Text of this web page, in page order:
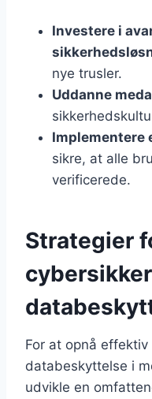
Investere i
nye trusler.
Uddanne
Implementere
sikre, at alle
verificerede.
Strategier
For at opnå
databeskyttelse i
udvikle en